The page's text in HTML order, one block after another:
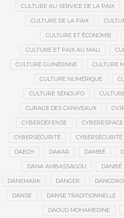
CULTURE AU SERVICE DE LA PAIX
CULTURE DE LA PAIX
CULTURE ET ÉCONOMIE
CULTURE ET PAIX AU MALI
CULTURE GUINÉENNE CULTURE
CULTURE NUMÉRIQUE
CULTURE SÉNOUFO
CURAGE DES CANIVEAUX
CYBERDÉFENSE CYBERESPACE
CYBERSÉCURITÉ CYBERSÉCURITÉ
DAECH DAKAR DAMBÉ
DANA AMBASSAGOU DANBÉ
DANEMARK DANGER
DANSE DANSE TRADITIONNELLE
DAOUD MOHAMEDINE